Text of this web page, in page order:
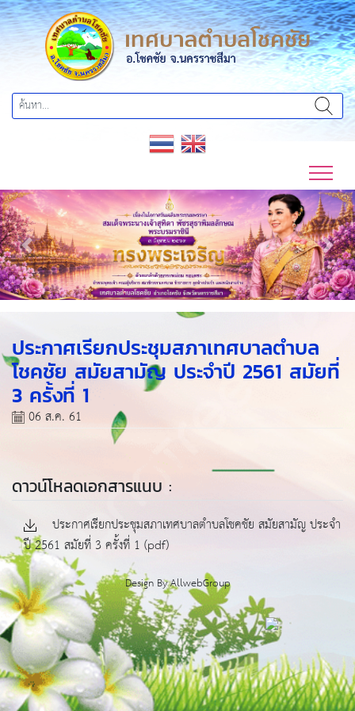
Previous Next
ประกาศเรียกประชุมสภาเทศบาลตำบล
โชคชัย สมัยสามัญ ประจำปี 2561 สมัยที่
3 ครั้งที่ 1
06 ส.ค. 61
ดาวน์โหลดเอกสารแนบ :
ประกาศเรียกประชุมสภาเทศบาลตำบลโชคชัย สมัยสามัญ ประจำ
ปี 2561 สมัยที่ 3 ครั้งที่ 1 (pdf)
Design ByAllwebGroup